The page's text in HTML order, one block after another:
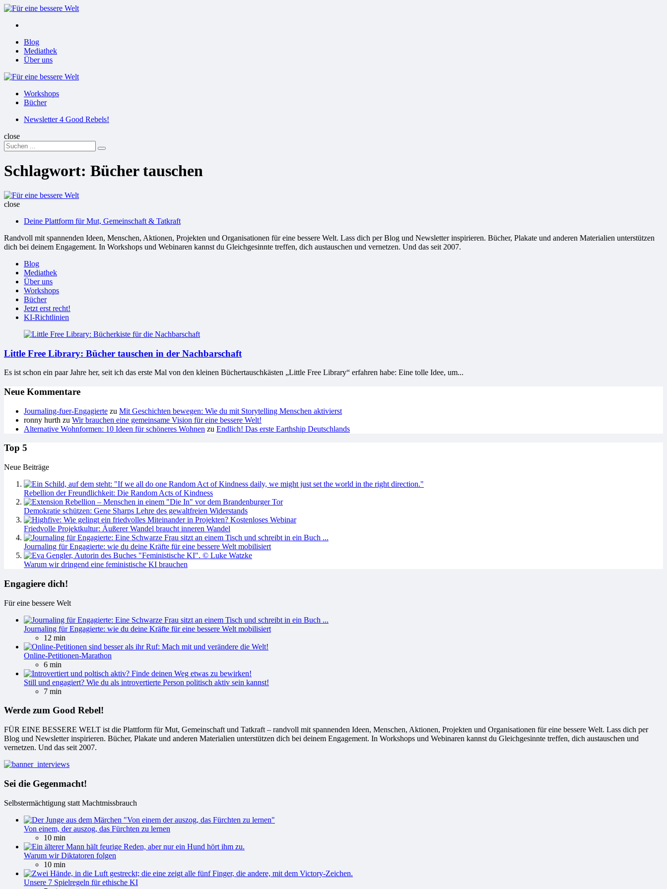
Menu
Menu
Blog
Mediathek
Über uns
Für
Workshops
Bücher
SuchenNewsletter 4 Good Rebels!
close
Search
for:
Suchen
Schlagwort: Bücher tauschen
Für
Welt
close
Deine Plattform für Mut, Gemeinschaft & Tatkraft
Randvoll mit spannenden Ideen, Menschen, Aktionen, Projekten und Organisationen für eine bessere Welt. Lass dich per Blog und Newsletter inspirieren. Bücher, Plakate und anderen Materialien unterstützen
dich bei deinem Engagement. In Workshops und Webinaren kannst du Gleichgesinnte treffen, dich austauschen und vernetzen. Und das seit 2007.
Blog
Mediathek
Über uns
Workshops
Bücher
Jetzt erst recht!
KI-Richtlinien
Little Free Library: Bücher tauschen in der Nachbarschaft
Es ist schon ein paar Jahre her, seit ich das erste Mal von den kleinen Büchertauschkästen „Little Free Library“ erfahren habe: Eine tolle Idee, um...
Neue Kommentare
Journaling-fuer-Engagierte zu Mit Geschichten bewegen: Wie du mit Storytelling Menschen aktivierst
ronny hurth zu Wir brauchen eine gemeinsame Vision für eine bessere Welt!
Alternative Wohnformen: 10 Ideen für schöneres Wohnen zu Endlich! Das erste Earthship Deutschlands
Top 5
Neue Beiträge
Rebellion der Freundlichkeit: Die Random Acts of Kindness
Demokratie schützen: Gene Sharps Lehre des gewaltfreien Widerstands
Friedvolle Projektkultur: Äußerer Wandel braucht inneren Wandel
Journaling für Engagierte: wie du deine Kräfte für eine bessere Welt mobilisiert
Warum wir dringend eine feministische KI brauchen
Engagiere dich!
Für eine bessere Welt
Journaling für Engagierte: wie du deine Kräfte für eine bessere Welt mobilisiert
12 min
Online-Petitionen-Marathon
6 min
Still und engagiert? Wie du als introvertierte Person politisch aktiv sein kannst!
7 min
Werde zum Good Rebel!
FÜR EINE BESSERE WELT ist die Plattform für Mut, Gemeinschaft und Tatkraft – randvoll mit spannenden Ideen, Menschen, Aktionen, Projekten und Organisationen für eine bessere Welt. Lass dich per
Blog und Newsletter inspirieren. Bücher, Plakate und anderen Materialien unterstützen dich bei deinem Engagement. In Workshops und Webinaren kannst du Gleichgesinnte treffen, dich austauschen und
vernetzen. Und das seit 2007.
Sei die Gegenmacht!
Selbstermächtigung statt Machtmissbrauch
Von einem, der auszog, das Fürchten zu lernen
10 min
Warum wir Diktatoren folgen
10 min
Unsere 7 Spielregeln für ethische KI